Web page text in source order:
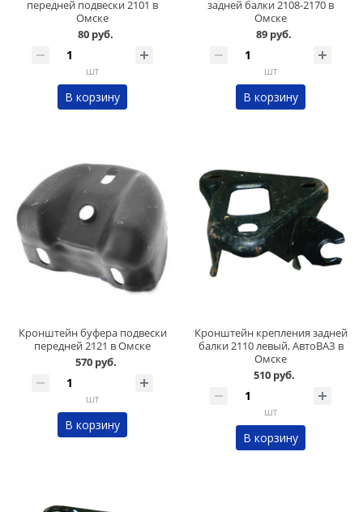
передней подвески 2101 в
Омске
80 руб.
шт
В корзину
задней балки 2108-2170 в
Омске
89 руб.
шт
В корзину
Кронштейн буфера подвески
передней 2121 в Омске
570 руб.
шт
В корзину
Кронштейн крепления задней
балки 2110 левый, АвтоВАЗ в
Омске
510 руб.
шт
В корзину